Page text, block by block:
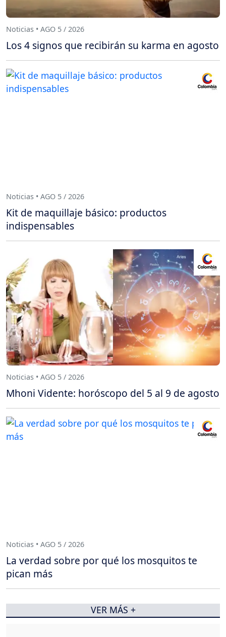
Noticias • AGO 5 / 2026
Los 4 signos que recibirán su karma en agosto
Noticias • AGO 5 / 2026
Kit de maquillaje básico: productos
indispensables
Noticias • AGO 5 / 2026
Mhoni Vidente: horóscopo del 5 al 9 de agosto
Noticias • AGO 5 / 2026
La verdad sobre por qué los mosquitos te
pican más
VER MÁS +